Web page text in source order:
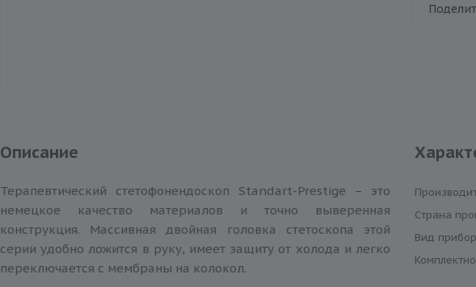
Описание
Терапевтический стетофонендоскоп Standart-Prestige – это
немецкое качество материалов и точно выверенная
конструкция. Массивная двойная головка стетоскопа этой
серии удобно ложится в руку, имеет защиту от холода и легко
переключается с мембраны на колокол.
Cтрана
Вид